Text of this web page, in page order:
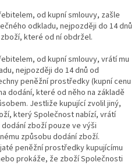
od kupní smlouvy, zašle
odkladu, nejpozději do 14 dnů
které od ní obdržel.
od kupní smlouvy, vrátí mu
nejpozději do 14 dnů od
peněžní prostředky (kupní cenu
dodání, které od něho na základě
Jestliže kupující zvolil jiný,
který Společnost nabízí, vrátí
zboží pouze ve výši
způsobu dodání zboží.
peněžní prostředky kupujícímu
prokáže, že zboží Společnosti